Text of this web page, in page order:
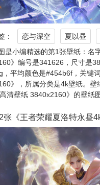
： 恋与深空 夏以昼
是小编精选的第1张壁纸：名
》编号是341626，尺寸是
，平均颜色是#454b6f，关键
》，所属分类是4k壁纸。
清壁纸 3840x2160》的壁纸图
张《王者荣耀夏洛特永昼